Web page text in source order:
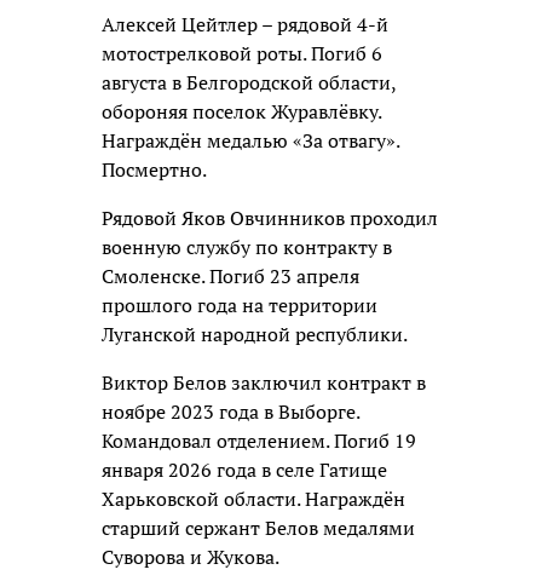
Алексей Цейтлер – рядовой 4-й
мотострелковой роты. Погиб 6
августа в Белгородской области,
обороняя поселок Журавлёвку.
Награждён медалью «За отвагу».
Посмертно.
Рядовой Яков Овчинников проходил
военную службу по контракту в
Смоленске. Погиб 23 апреля
прошлого года на территории
Луганской народной республики.
Виктор Белов заключил контракт в
ноябре 2023 года в Выборге.
Командовал отделением. Погиб 19
января 2026 года в селе Гатище
Харьковской области. Награждён
старший сержант Белов медалями
Суворова и Жукова.